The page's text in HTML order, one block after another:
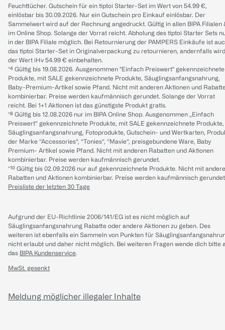
Feuchttücher. Gutschein für ein tiptoi Starter-Set im Wert von 54.99 €,
einlösbar bis 30.09.2026. Nur ein Gutschein pro Einkauf einlösbar. Der
Sammelwert wird auf der Rechnung angedruckt. Gültig in allen BIPA Filialen
im Online Shop. Solange der Vorrat reicht. Abholung des tiptoi Starter Sets
in der BIPA Filiale möglich. Bei Retournierung der PAMPERS Einkäufe ist
das tiptoi Starter-Set in Originalverpackung zu retournieren, andernfalls wird
der Wert iHv 54.99 € einbehalten.
*⁴ Gültig bis 19.08.2026. Ausgenommen "Einfach Preiswert" gekennzeichnete
Produkte, mit SALE gekennzeichnete Produkte, Säuglingsanfangsnahrung,
Baby-Premium-Artikel sowie Pfand. Nicht mit anderen Aktionen und
kombinierbar. Preise werden kaufmännisch gerundet. Solange der Vorrat
reicht. Bei 1+1 Aktionen ist das günstigste Produkt gratis.
*⁸ Gültig bis 12.08.2026 nur im BIPA Online Shop. Ausgenommen „Einfach
Preiswert“ gekennzeichnete Produkte, mit SALE gekennzeichnete Produkte,
Säuglingsanfangsnahrung, Fotoprodukte, Gutschein- und Wertkarten,
der Marke “Accessories“, “Tonies“, “Mavie“, preisgebundene Ware, Baby
Premium- Artikel sowie Pfand. Nicht mit anderen Rabatten und Aktionen
kombinierbar. Preise werden kaufmännisch gerundet.
*¹⁰ Gültig bis 02.09.2026 nur auf gekennzeichnete Produkte. Nicht mit
Rabatten und Aktionen kombinierbar. Preise werden kaufmännisch
Preisliste der letzten 30 Tage
Aufgrund der EU-Richtlinie 2006/141/EG ist es nicht möglich auf
Säuglingsanfangsnahrung Rabatte oder andere Aktionen zu geben. Des
weiteren ist ebenfalls ein Sammeln von Punkten für
nicht erlaubt und daher nicht möglich. Bei weiteren Fragen wende dich bitte
das BIPA Kundenservice.
MwSt. gesenkt
Meldung möglicher illegaler Inhalte